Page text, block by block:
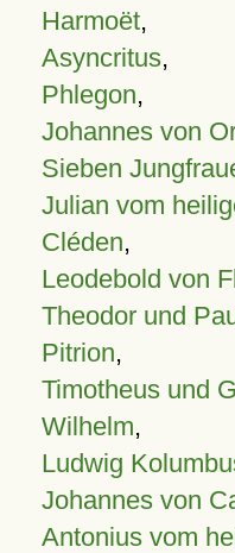
Harmoët,
Asyncritus,
Phlegon,
Johannes von
Sieben
Julian vom
Cléden,
Leodebold von
Theodor und
Pitrion,
Timotheus und
Wilhelm,
Ludwig
Johannes von
Antonius vom